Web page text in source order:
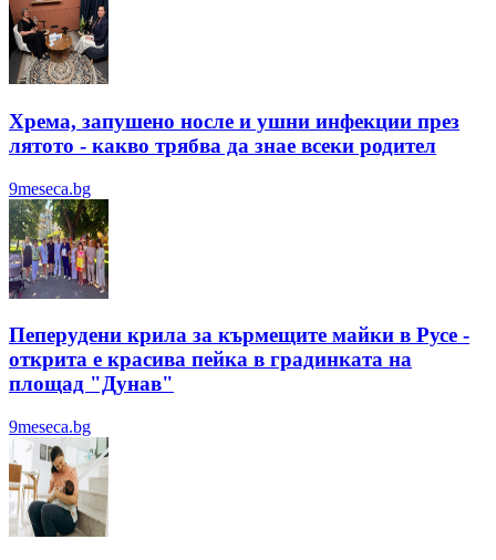
Хрема, запушено носле и ушни инфекции през
лятотo - какво трябва да знае всеки родител
9meseca.bg
Пеперудени крила за кърмещите майки в Русе -
открита е красива пейка в градинката на
площад "Дунав"
9meseca.bg